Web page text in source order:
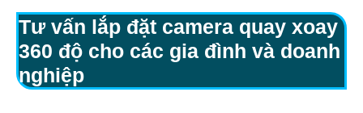
Tư vấn lắp đặt camera quay xoay
360 độ cho các gia đình và doanh
nghiệp